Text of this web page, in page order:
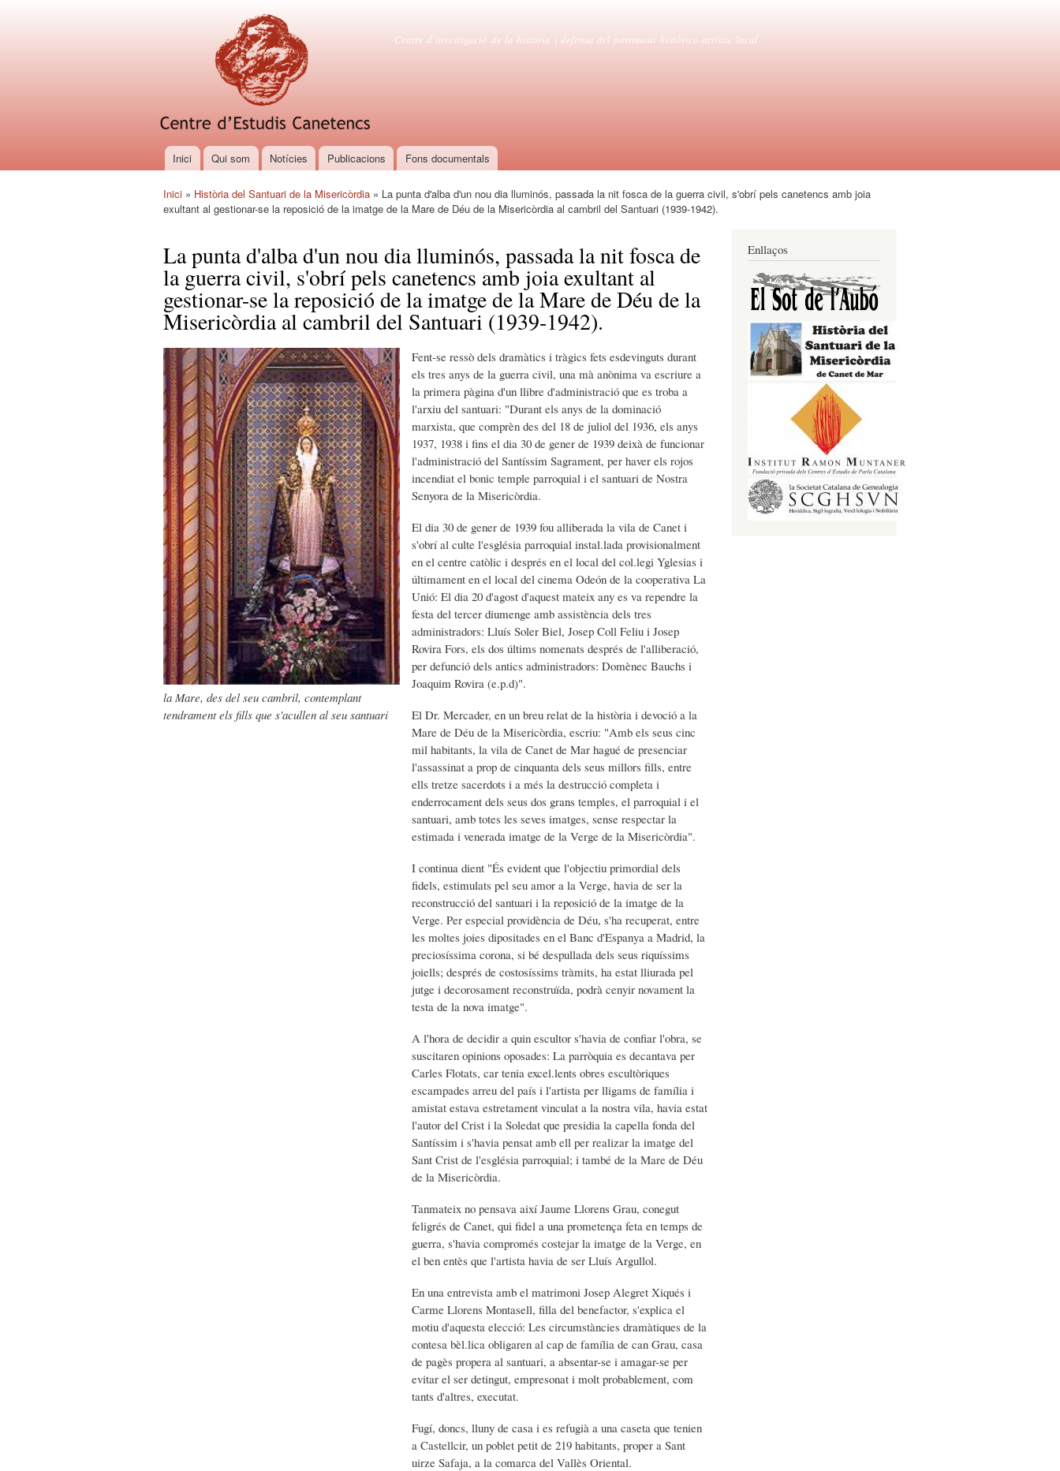
Centre d'estudis canetencs
Centre d’investigació de la història i defensa del patrimoni històrico-artístic local
Menú principal
Inici Qui som Notícies Publicacions Fons documentals
Esteu aquí
Inici » Història del Santuari de la Misericòrdia » La punta d'alba d'un nou dia lluminós, passada la nit fosca de la guerra civil, s'obrí pels canetencs amb joia
exultant al gestionar-se la reposició de la imatge de la Mare de Déu de la Misericòrdia al cambril del Santuari (1939-1942).
La punta d'alba d'un nou dia lluminós, passada la nit fosca de
la guerra civil, s'obrí pels canetencs amb joia exultant al
gestionar-se la reposició de la imatge de la Mare de Déu de la
Misericòrdia al cambril del Santuari (1939-1942).
la Mare, des del seu cambril, contemplant
tendrament els fills que s'acullen al seu santuari
Fent-se ressò dels dramàtics i tràgics fets esdevinguts durant
els tres anys de la guerra civil, una mà anònima va escriure a
la primera pàgina d'un llibre d'administració que es troba a
l'arxiu del santuari: "Durant els anys de la dominació
marxista, que comprèn des del 18 de juliol del 1936, els anys
1937, 1938 i fins el dia 30 de gener de 1939 deixà de funcionar
l'administració del Santíssim Sagrament, per haver els rojos
incendiat el bonic temple parroquial i el santuari de Nostra
Senyora de la Misericòrdia.
El dia 30 de gener de 1939 fou alliberada la vila de Canet i
s'obrí al culte l'església parroquial instal.lada provisionalment
en el centre catòlic i després en el local del col.legi Yglesias i
últimament en el local del cinema Odeón de la cooperativa La
Unió: El dia 20 d'agost d'aquest mateix any es va rependre la
festa del tercer diumenge amb assistència dels tres
administradors: Lluís Soler Biel, Josep Coll Feliu i Josep
Rovira Fors, els dos últims nomenats després de l'alliberació,
per defunció dels antics administradors: Domènec Bauchs i
Joaquim Rovira (e.p.d)".
El Dr. Mercader, en un breu relat de la història i devoció a la
Mare de Déu de la Misericòrdia, escriu: "Amb els seus cinc
mil habitants, la vila de Canet de Mar hagué de presenciar
l'assassinat a prop de cinquanta dels seus millors fills, entre
ells tretze sacerdots i a més la destrucció completa i
enderrocament dels seus dos grans temples, el parroquial i el
santuari, amb totes les seves imatges, sense respectar la
estimada i venerada imatge de la Verge de la Misericòrdia".
I continua dient "És evident que l'objectiu primordial dels
fidels, estimulats pel seu amor a la Verge, havia de ser la
reconstrucció del santuari i la reposició de la imatge de la
Verge. Per especial providència de Déu, s'ha recuperat, entre
les moltes joies dipositades en el Banc d'Espanya a Madrid, la
preciosíssima corona, si bé despullada dels seus riquíssims
joiells; després de costosíssims tràmits, ha estat lliurada pel
jutge i decorosament reconstruïda, podrà cenyir novament la
testa de la nova imatge".
A l'hora de decidir a quin escultor s'havia de confiar l'obra, se
suscitaren opinions oposades: La parròquia es decantava per
Carles Flotats, car tenia excel.lents obres escultòriques
escampades arreu del país i l'artista per lligams de família i
amistat estava estretament vinculat a la nostra vila, havia estat
l'autor del Crist i la Soledat que presidia la capella fonda del
Santíssim i s'havia pensat amb ell per realizar la imatge del
Sant Crist de l'església parroquial; i també de la Mare de Déu
de la Misericòrdia.
Tanmateix no pensava així Jaume Llorens Grau, conegut
feligrés de Canet, qui fidel a una prometença feta en temps de
guerra, s'havia compromés costejar la imatge de la Verge, en
el ben entès que l'artista havia de ser Lluís Argullol.
En una entrevista amb el matrimoni Josep Alegret Xiqués i
Carme Llorens Montasell, filla del benefactor, s'explica el
motiu d'aquesta elecció: Les circumstàncies dramàtiques de la
contesa bèl.lica obligaren al cap de família de can Grau, casa
de pagès propera al santuari, a absentar-se i amagar-se per
evitar el ser detingut, empresonat i molt probablement, com
tants d'altres, executat.
Fugí, doncs, lluny de casa i es refugià a una caseta que tenien
a Castellcir, un poblet petit de 219 habitants, proper a Sant
uirze Safaja, a la comarca del Vallès Oriental.
Enllaços